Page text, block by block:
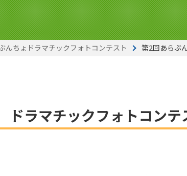
んちょドラマチックフォトコンテスト 第2回あらぶ
ラマチックフォトコンテ